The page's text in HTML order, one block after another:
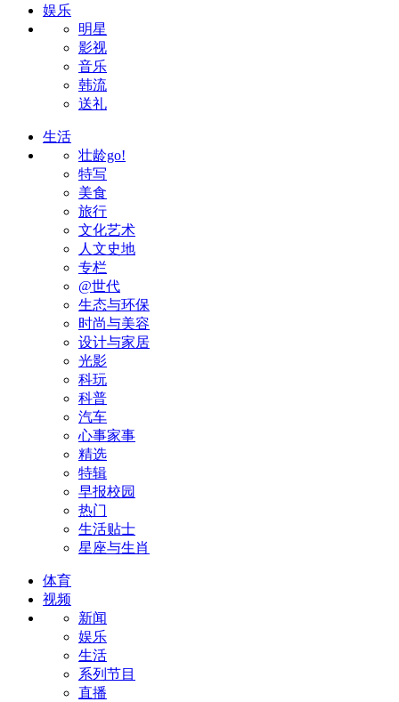
娱乐
明星
影视
音乐
韩流
送礼
生活
壮龄go!
特写
美食
旅行
文化艺术
人文史地
专栏
@世代
生态与环保
时尚与美容
设计与家居
光影
科玩
科普
汽车
心事家事
精选
特辑
早报校园
热门
生活贴士
星座与生肖
体育
视频
新闻
娱乐
生活
系列节目
直播